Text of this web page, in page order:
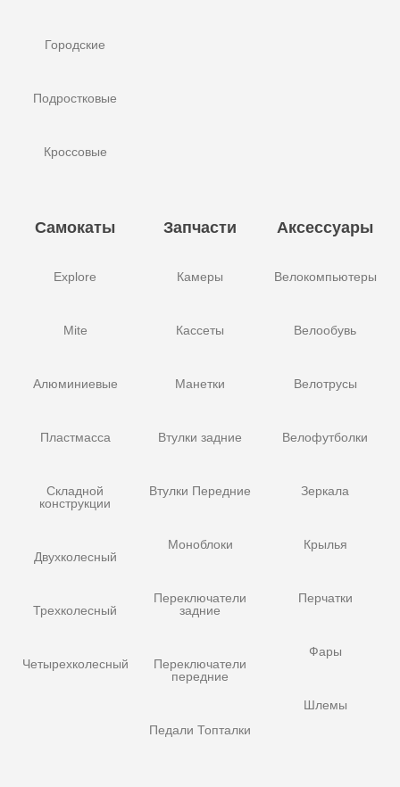
Городские
Подростковые
Кроссовые
Самокаты
Explore
Mite
Алюминиевые
Пластмасса
Складной
конструкции
Двухколесный
Трехколесный
Четырехколесный
Запчасти
Камеры
Кассеты
Манетки
Втулки задние
Втулки Передние
Моноблоки
Переключатели
задние
Переключатели
передние
Педали Топталки
Аксессуары
Велокомпьютеры
Велообувь
Велотрусы
Велофутболки
Зеркала
Крылья
Перчатки
Фары
Шлемы